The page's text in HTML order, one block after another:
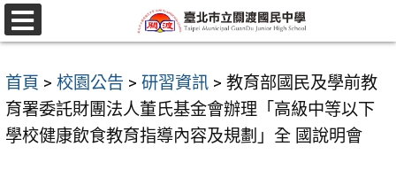
跳
至
要
內
容
選
單
首頁 > 校園公告 > 研習資訊 > 教育部國民及學前教
育署委託財團法人董氏基金會辦理「高級中等以下
學校健康飲食教育指導內容及規劃」全 國說明會